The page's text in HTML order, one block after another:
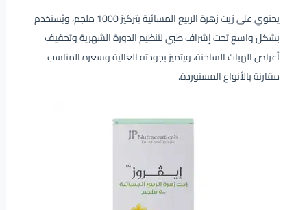
يحتوي على زيت زهرة الربيع المسائية بتركيز 1000 ملجم، ويُستخدم
بشكل واسع تحت إشراف طبي لتنظيم الدورة الشهرية وتخفيف
أعراض الهبات الساخنة، ويتميز بجودته العالية وسعره المناسب
مقارنة بالأنواع المستوردة.